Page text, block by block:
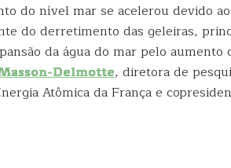
do nível mar se acelerou devido
do derretimento das geleiras,
da água do mar pelo aumento
Delmotte, diretora de
Atômica da França e